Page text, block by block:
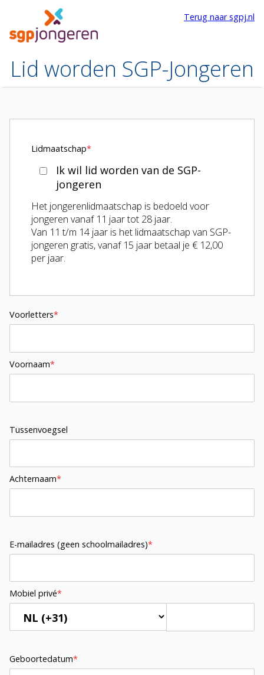
Terug naar sgpj.nl
Lid worden SGP-Jongeren
Lidmaatschap*
Ik wil lid worden van de SGP-
jongeren
Het jongerenlidmaatschap is bedoeld voor
jongeren vanaf 11 jaar tot 28 jaar.
Van 11 t/m 14 jaar is het lidmaatschap van SGP-
jongeren gratis, vanaf 15 jaar betaal je € 12,00
per jaar.
Voorletters*
Voornaam*
Tussenvoegsel
Achternaam*
E-mailadres (geen schoolmailadres)*
Mobiel privé*
Geboortedatum*